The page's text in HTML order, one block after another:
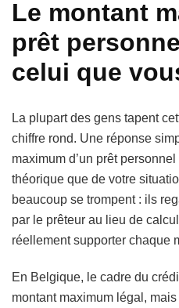
Le montant
prêt
celui que
La plupart des gens tapent
chiffre rond. Une réponse
maximum d’un prêt
théorique que de votre
beaucoup se trompent : ils
par le prêteur au lieu de
réellement supporter chaque
En Belgique, le cadre du
montant maximum légal,